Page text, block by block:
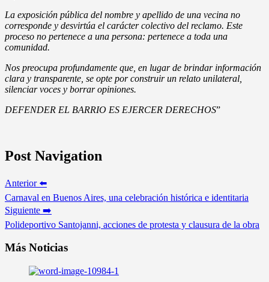
La exposición pública del nombre y apellido de una vecina no
corresponde y desvirtúa el carácter colectivo del reclamo. Este
proceso no pertenece a una persona: pertenece a toda una
comunidad.
Nos preocupa profundamente que, en lugar de brindar información
clara y transparente, se opte por construir un relato unilateral,
silenciar voces y borrar opiniones.
DEFENDER EL BARRIO ES EJERCER DERECHOS”
Post Navigation
Anterior ⬅️
Carnaval en Buenos Aires, una celebración histórica e identitaria
Siguiente ➡️
Polideportivo Santojanni, acciones de protesta y clausura de la obra
Más Noticias